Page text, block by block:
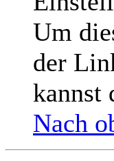
Um
der
kannst
Nach